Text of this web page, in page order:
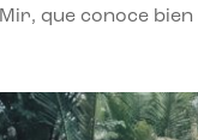
Mir, que conoce